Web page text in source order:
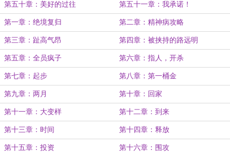
第五十章：美好的过往 第五十一章：我承诺！
第一章：绝境复归 第二章：精神病攻略
第三章：趾高气昂 第四章：被挟持的路远明
第五章：全员疯子 第六章：指人，开杀
第七章：起步 第八章：第一桶金
第九章：两月 第十章：回家
第十一章：大变样 第十二章：到来
第十三章：时间 第十四章：释放
第十五章：投资 第十六章：围攻